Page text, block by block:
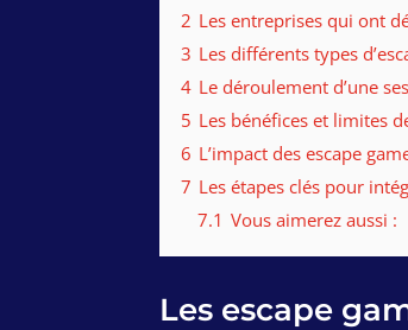
2 Les entreprises qui ont
3 Les différents types
4 Le déroulement d’une
5 Les bénéfices et limites
6 L’impact des escape
7 Les étapes clés pour
7.1 Vous aimerez aussi :
Les escape